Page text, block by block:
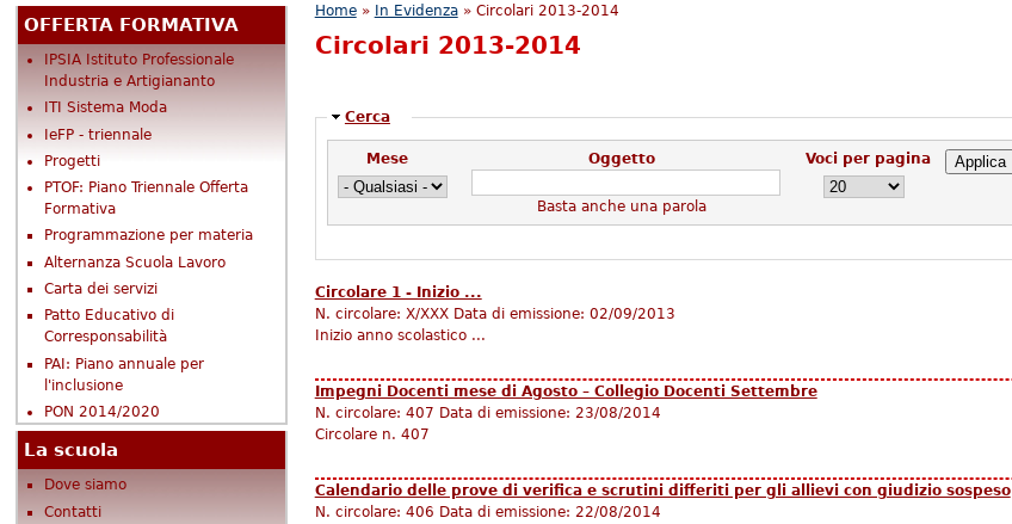
Tu sei qui
Home» In Evidenza» Circolari 2013-2014
Circolari 2013-2014
Nascondi
Cerca
Mese Oggetto
Basta anche una parola
Voci per pagina
Circolare 1 - Inizio ...
N. circolare: X/XXX Data di emissione: 02/09/2013
Inizio anno scolastico ...
Impegni Docenti mese di Agosto – Collegio Docenti Settembre
N. circolare: 407 Data di emissione: 23/08/2014
Circolare n. 407
Calendario delle prove di verifica e scrutini differiti per gli allievi con giudizio sospeso
N. circolare: 406 Data di emissione: 22/08/2014
OFFERTA FORMATIVA
IPSIA Istituto Professionale
Industria e Artigiananto
ITI Sistema Moda
IeFP - triennale
Progetti
PTOF: Piano Triennale Offerta
Formativa
Programmazione per materia
Alternanza Scuola Lavoro
Carta dei servizi
Patto Educativo di
Corresponsabilità
PAI: Piano annuale per
l'inclusione
PON 2014/2020
La scuola
Dove siamo
Contatti